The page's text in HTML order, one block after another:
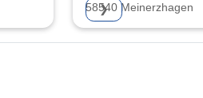
58540 Meinerzhagen
❯